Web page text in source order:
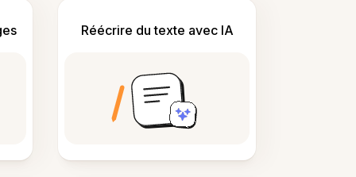
Réécrire du texte avec IA